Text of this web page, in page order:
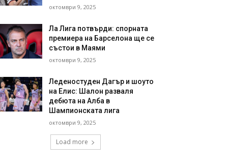
октомври 9, 2025
Ла Лига потвърди: спорната
премиера на Барселона ще се
състои в Маями
октомври 9, 2025
Леденостуден Дагър и шоуто
на Елис: Шалон разваля
дебюта на Алба в
Шампионската лига
октомври 9, 2025
Load more